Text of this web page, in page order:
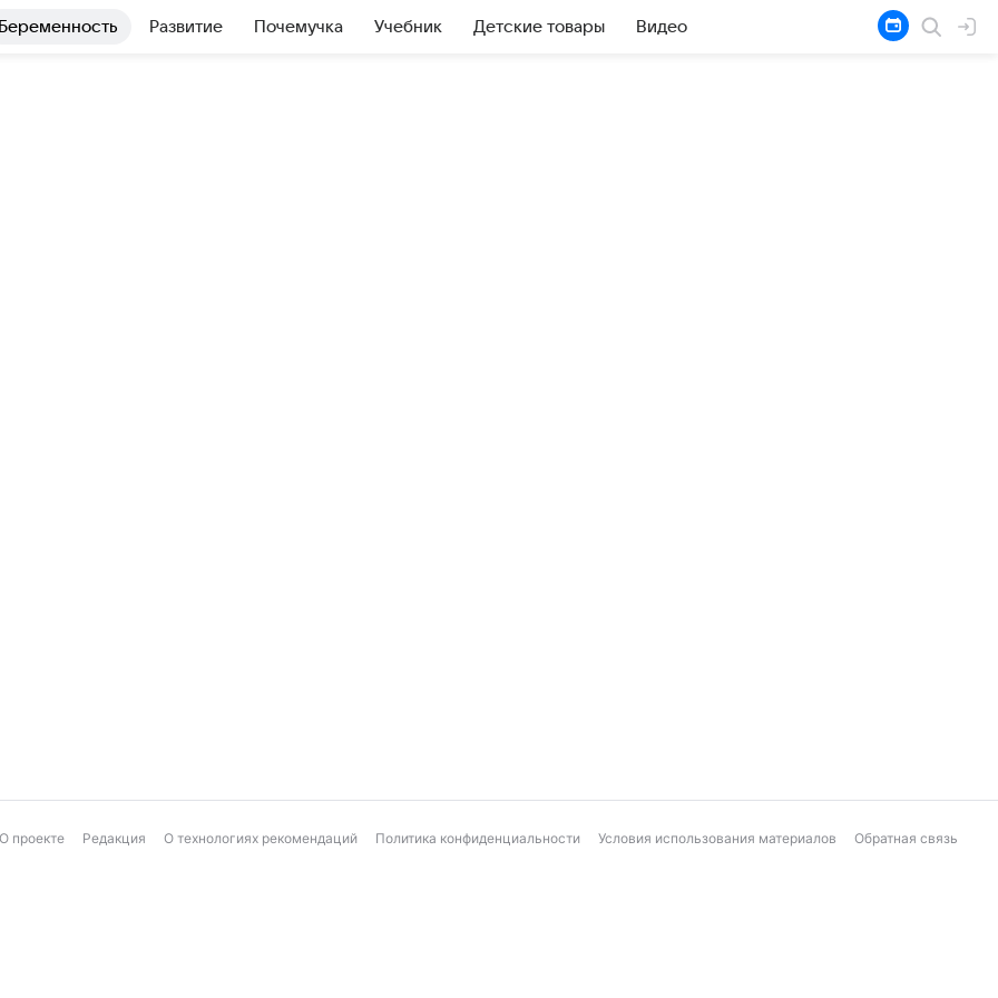
Беременность Развитие Почемучка Учебник Детские товары Видео
О проекте Редакция О технологиях рекомендаций Политика конфиденциальности Условия использования материалов Обратная связь